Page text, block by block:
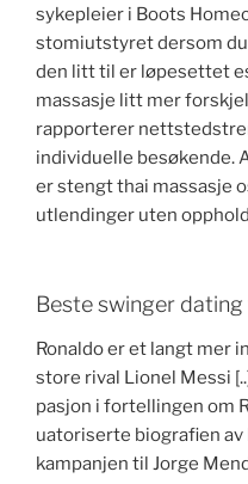
sykepleier i Boots
stomiutstyret dersom du
den litt til er løpesettet
massasje litt mer
rapporterer
individuelle besøkende.
er stengt thai massasje
utlendinger uten
Beste swinger
Ronaldo er et langt mer
store rival Lionel Messi
pasjon i fortellingen om
uatoriserte biografien
kampanjen til Jorge